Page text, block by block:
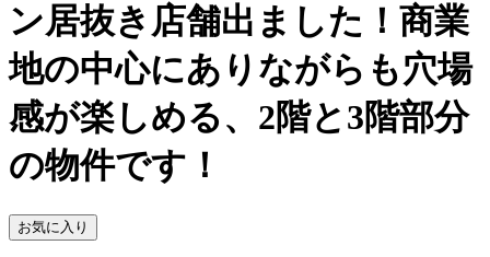
ン居抜き店舗出ました！商業
地の中心にありながらも穴場
感が楽しめる、2階と3階部分
の物件です！
お気に入り